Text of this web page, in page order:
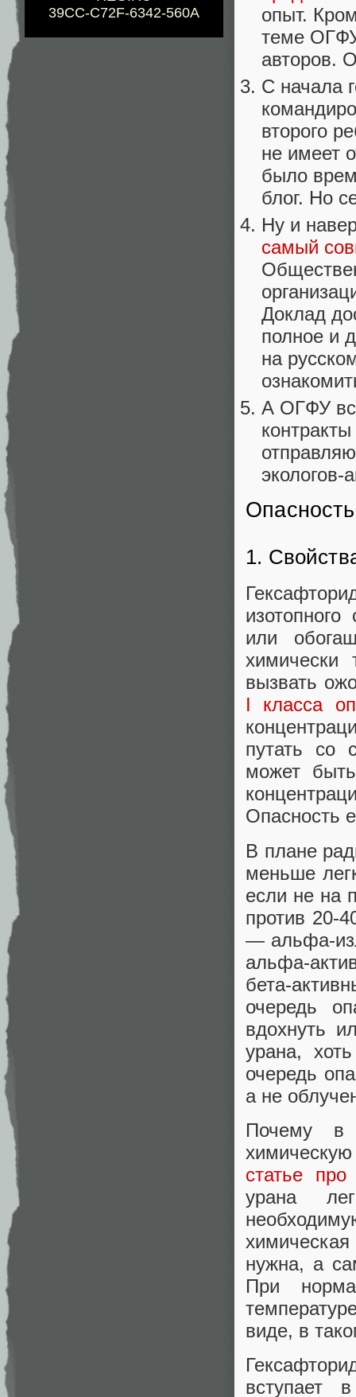
39CC-C72F-6342-560A
опыт.
теме
авторов.
С начала
второго
не имеет
было
блог. Но
Ну и
самый
Доклад
полное и
на
А ОГФУ
экологов-
1.
или
химически
вызвать
I класса
путать со
может
Опасность
В плане
меньше
если не на
против 20-
— альфа-
альфа-
бета-
очередь
вдохнуть
урана,
очередь
а не
Почему в
статье про
урана
нужна, а
При
виде, в
вступает